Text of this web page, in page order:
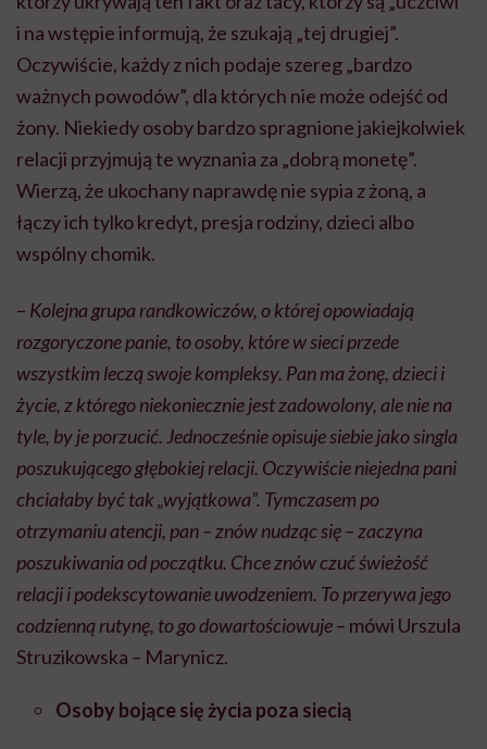
i na wstępie informują, że szukają „tej drugiej”.
Oczywiście, każdy z nich podaje szereg „bardzo
ważnych powodów”, dla których nie może odejść od
żony. Niekiedy osoby bardzo spragnione jakiejkolwiek
relacji przyjmują te wyznania za „dobrą monetę”.
Wierzą, że ukochany naprawdę nie sypia z żoną, a
łączy ich tylko kredyt, presja rodziny, dzieci albo
wspólny chomik.
– Kolejna grupa randkowiczów, o której opowiadają
rozgoryczone panie, to osoby, które w sieci przede
wszystkim leczą swoje kompleksy. Pan ma żonę, dzieci i
życie, z którego niekoniecznie jest zadowolony, ale nie na
tyle, by je porzucić. Jednocześnie opisuje siebie jako singla
poszukującego głębokiej relacji. Oczywiście niejedna pani
chciałaby być tak „wyjątkowa”. Tymczasem po
otrzymaniu atencji, pan – znów nudząc się – zaczyna
poszukiwania od początku. Chce znów czuć świeżość
relacji i podekscytowanie uwodzeniem. To przerywa jego
codzienną rutynę, to go dowartościowuje– mówi Urszula
Struzikowska – Marynicz.
Osoby bojące się życia poza siecią